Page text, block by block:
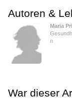
Autoren &
Maria
n
War dieser